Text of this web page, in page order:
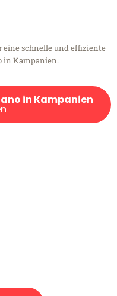
eine schnelle und effiziente
in Kampanien.
in Kampanien